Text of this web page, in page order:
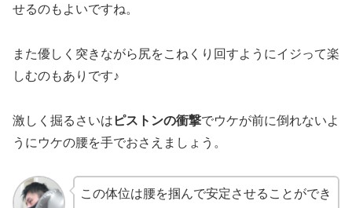
せるのもよいですね。
また優しく突きながら尻をこねくり回すようにイジって楽
しむのもありです♪
激しく掘るさいは ピストンの衝撃でウケが前に倒れないよ
うにウケの腰を手でおさえましょう。
この体位は腰を掴んで安定させることができ